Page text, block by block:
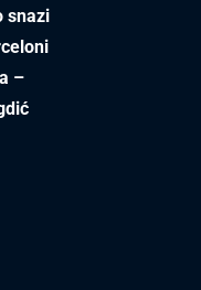
snazi
–